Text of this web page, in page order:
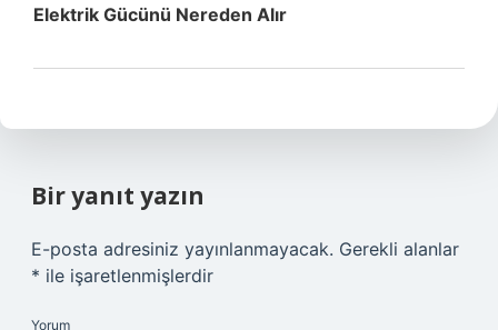
Elektrik Gücünü Nereden Alır
Bir yanıt yazın
E-posta adresiniz yayınlanmayacak. Gerekli alanlar
* ile işaretlenmişlerdir
Yorum